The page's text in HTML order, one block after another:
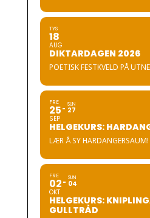
TYS
18
AUG
DIKTARDAGEN 2026
POETISK FESTKVELD PÅ UTNE
FRE
25
SEP
SUN
27
HELGEKURS:
LÆR Å SY HARDANGERSAUM!
FRE
02
OKT
SUN
04
HELGEKURS:
GULLTRÅD